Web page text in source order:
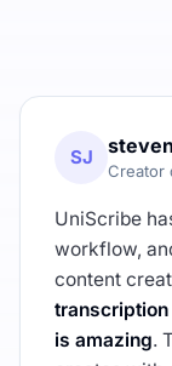
SJ
Creator
UniScribe
workflow,
content
transcription
is amazing.